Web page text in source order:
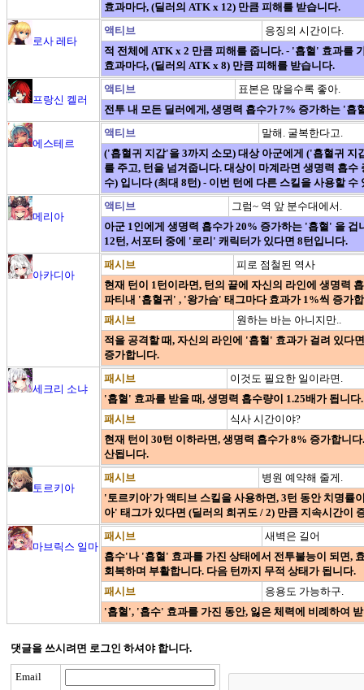
효과마다, (딜러의 ATK x 12) 만큼 피해를 받습니다.
로사 레타
액티브
응징의 시간이다.
적 전체에 ATK x 2 만큼 피해를 줍니다. - '흡혈' 효과를
효과마다, (딜러의 ATK x 8) 만큼 피해를 받습니다.
프랑신 켈러
액티브
표본은 많을수록 좋아.
전투 내 모든 딜러에게, 생명력 흡수가 7% 증가하는 '흡
에스테르
액티브
말해. 굴복한다고.
('흡혈귀 지갑'을 3까지 소모) 대상 아군에게 ('흡혈귀
를 주고, 턴을 넘겨줍니다. 대상이 마계라면 생명력 흡
수) 입니다 (최대 8턴) - 이번 턴에 다른 스킬을 사용할 수
메리아
액티브
그럼~ 역 앞 분수대에서.
아군 1인에게 생명력 흡수가 20% 증가하는 '흡혈' 을
12턴, 서포터 중에 '로리' 캐릭터가 있다면 8턴입니다.
아카디아
패시브
피로 점철된 역사
현재 턴이 1턴이라면, 턴의 끝에 자신의 라인에 생명력
파티내 '흡혈귀' , '왕가슴' 태그마다 효과가 1%씩 증가
패시브
원하는 바는 아니지만..
적을 공격할 때, 자신의 라인에 '흡혈' 효과가 걸려 있다
증가합니다.
세크리 소냐
패시브
이것도 필요한 일이라면.
'흡혈' 효과를 받을 때, 생명력 흡수량이 1.25배가 됩니
패시브
식사 시간이야?
현재 턴이 30턴 이하라면, 생명력 흡수가 8% 증가합니
산됩니다.
토르키아
패시브
병원 예약해 줄게.
'토르키아'가 액티브 스킬을 사용하면, 3턴 동안 치명률
아' 태그가 있다면 (딜러의 희귀도 / 2) 만큼 지속시간이
마브릭스 일마
패시브
새벽은 길어
흡수'나 '흡혈' 효과를 가진 상태에서 전투불능이 되면,
회복하며 부활합니다. 다음 턴까지 무적 상태가 됩니다.
패시브
응용도 가능하구.
'흡혈', '흡수' 효과를 가진 동안, 잃은 체력에 비례하여
댓글을 쓰시려면 로그인 하셔야 합니다.
Email